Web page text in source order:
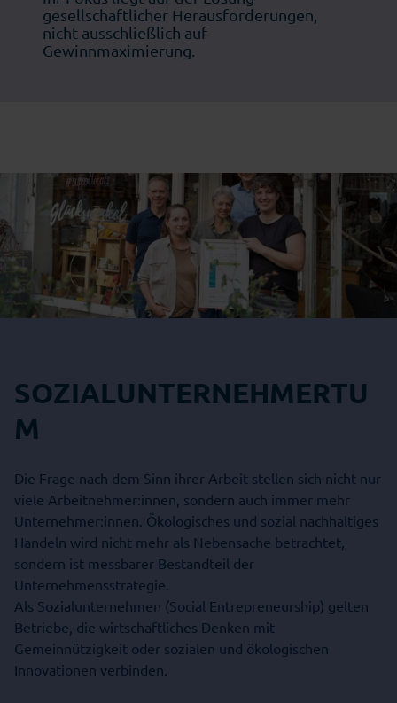
gesellschaftlicher Herausforderungen,
nicht ausschließlich auf
Gewinnmaximierung.
SOZIALUNTERNEHMERTU
M
Die Frage nach dem Sinn ihrer Arbeit stellen sich nicht nur
viele Arbeitnehmer:innen, sondern auch immer mehr
Unternehmer:innen. Ökologisches und sozial nachhaltiges
Handeln wird nicht mehr als Nebensache betrachtet,
sondern ist messbarer Bestandteil der
Unternehmensstrategie.
Als Sozialunternehmen (Social Entrepreneurship) gelten
Betriebe, die wirtschaftliches Denken mit
Gemeinnützigkeit oder sozialen und ökologischen
Innovationen verbinden.